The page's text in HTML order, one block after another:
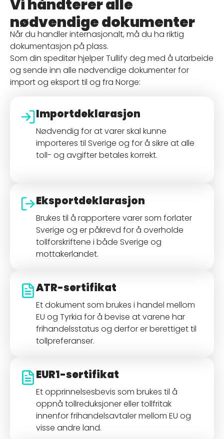
Vi håndterer alle
nødvendige dokumenter
Når du handler internasjonalt, må du ha riktig
dokumentasjon på plass.
Som din speditør hjelper Tullify deg med å utarbeide
og sende inn alle nødvendige dokumenter for
import og eksport til og fra Norge:
Importdeklarasjon
Nødvendig for at varer skal kunne
importeres til Sverige og for å sikre at alle
toll- og avgifter betales korrekt.
Eksportdeklarasjon
Brukes til å rapportere varer som forlater
Sverige og er påkrevd for å overholde
tollforskriftene i både Sverige og
mottakerlandet.
ATR-sertifikat
Et dokument som brukes i handel mellom
EU og Tyrkia for å bevise at varene har
frihandelsstatus og derfor er berettiget til
tollpreferanser.
EUR1-sertifikat
Et opprinnelsesbevis som brukes til å
oppnå tollreduksjoner eller tollfritak
innenfor frihandelsavtaler mellom EU og
visse andre land.